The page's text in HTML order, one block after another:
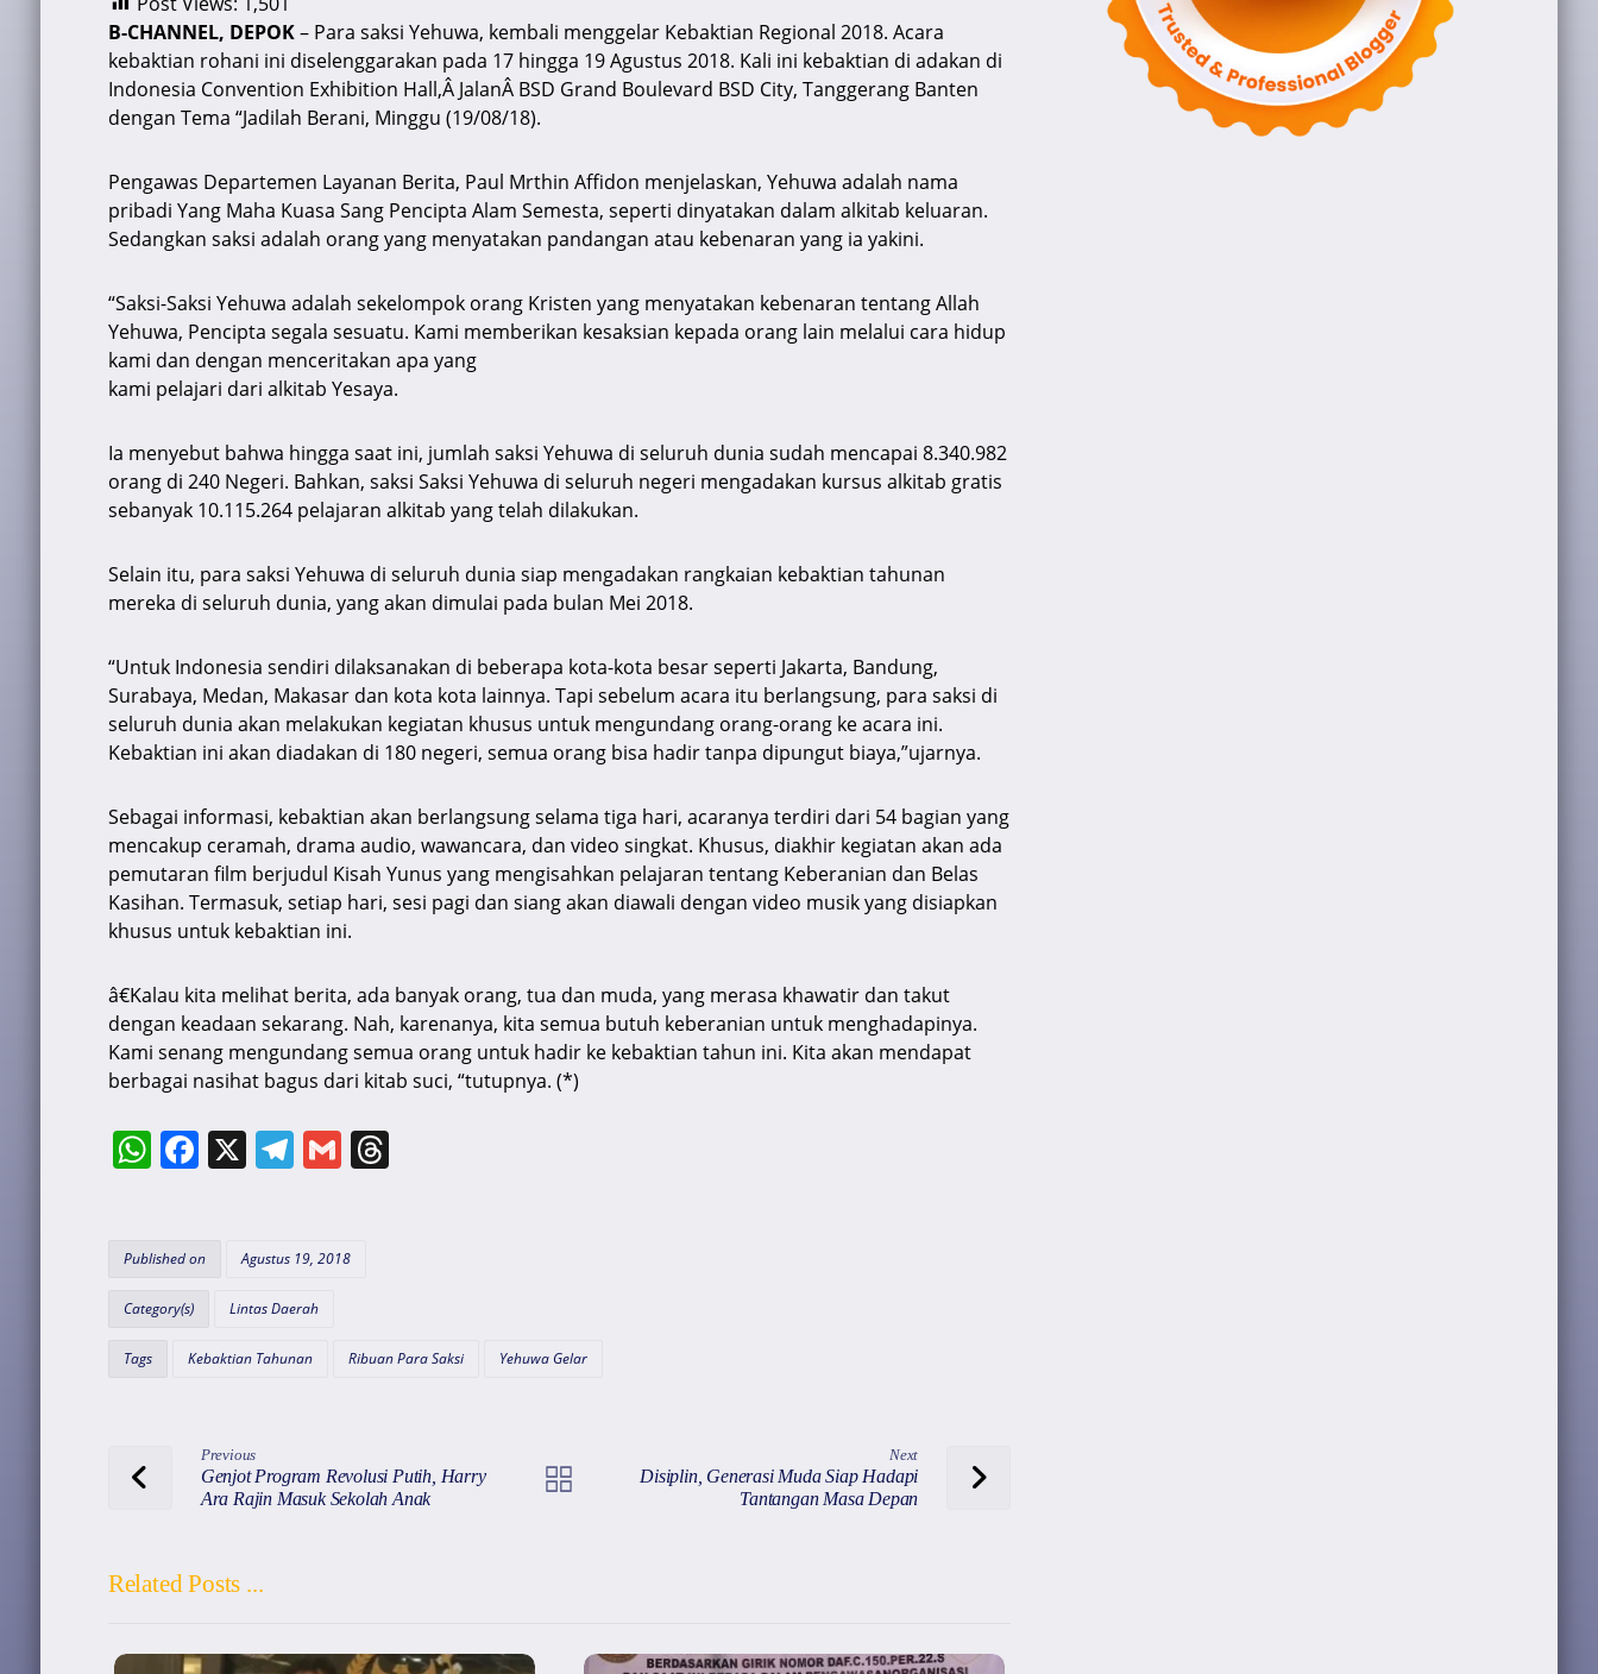
at
s
A
p
p
c
e
b
o
o
k
e
gr
a
m
ai
l
e
a
d
s
B-CHANNEL, DEPOK– Para saksi Yehuwa, kembali menggelar Kebaktian Regional 2018. Acara
kebaktian rohani ini diselenggarakan pada 17 hingga 19 Agustus 2018. Kali ini kebaktian di adakan di
Indonesia Convention Exhibition Hall,Â JalanÂ BSD Grand Boulevard BSD City, Tanggerang Banten
dengan Tema “Jadilah Berani, Minggu (19/08/18).
Pengawas Departemen Layanan Berita, Paul Mrthin Affidon menjelaskan, Yehuwa adalah nama
pribadi Yang Maha Kuasa Sang Pencipta Alam Semesta, seperti dinyatakan dalam alkitab keluaran.
Sedangkan saksi adalah orang yang menyatakan pandangan atau kebenaran yang ia yakini.
“Saksi-Saksi Yehuwa adalah sekelompok orang Kristen yang menyatakan kebenaran tentang Allah
Yehuwa, Pencipta segala sesuatu. Kami memberikan kesaksian kepada orang lain melalui cara hidup
kami dan dengan menceritakan apa yang
kami pelajari dari alkitab Yesaya.
Ia menyebut bahwa hingga saat ini, jumlah saksi Yehuwa di seluruh dunia sudah mencapai 8.340.982
orang di 240 Negeri. Bahkan, saksi Saksi Yehuwa di seluruh negeri mengadakan kursus alkitab gratis
sebanyak 10.115.264 pelajaran alkitab yang telah dilakukan.
Selain itu, para saksi Yehuwa di seluruh dunia siap mengadakan rangkaian kebaktian tahunan
mereka di seluruh dunia, yang akan dimulai pada bulan Mei 2018.
“Untuk Indonesia sendiri dilaksanakan di beberapa kota-kota besar seperti Jakarta, Bandung,
Surabaya, Medan, Makasar dan kota kota lainnya. Tapi sebelum acara itu berlangsung, para saksi di
seluruh dunia akan melakukan kegiatan khusus untuk mengundang orang-orang ke acara ini.
Kebaktian ini akan diadakan di 180 negeri, semua orang bisa hadir tanpa dipungut biaya,”ujarnya.
Sebagai informasi, kebaktian akan berlangsung selama tiga hari, acaranya terdiri dari 54 bagian yang
mencakup ceramah, drama audio, wawancara, dan video singkat. Khusus, diakhir kegiatan akan ada
pemutaran film berjudul Kisah Yunus yang mengisahkan pelajaran tentang Keberanian dan Belas
Kasihan. Termasuk, setiap hari, sesi pagi dan siang akan diawali dengan video musik yang disiapkan
khusus untuk kebaktian ini.
â€Kalau kita melihat berita, ada banyak orang, tua dan muda, yang merasa khawatir dan takut
dengan keadaan sekarang. Nah, karenanya, kita semua butuh keberanian untuk menghadapinya.
Kami senang mengundang semua orang untuk hadir ke kebaktian tahun ini. Kita akan mendapat
berbagai nasihat bagus dari kitab suci, “tutupnya. (*)
W
s
A
p
F
e
o
o
X T
gr
a
G
l
T
s
Published on Agustus 19, 2018
Category(s) Lintas Daerah
Tags Kebaktian Tahunan Ribuan Para Saksi Yehuwa Gelar
Previous
Genjot Program Revolusi Putih, Harry
Ara Rajin Masuk Sekolah Anak
Next
Disiplin, Generasi Muda Siap Hadapi
Tantangan Masa Depan
Related Posts ...